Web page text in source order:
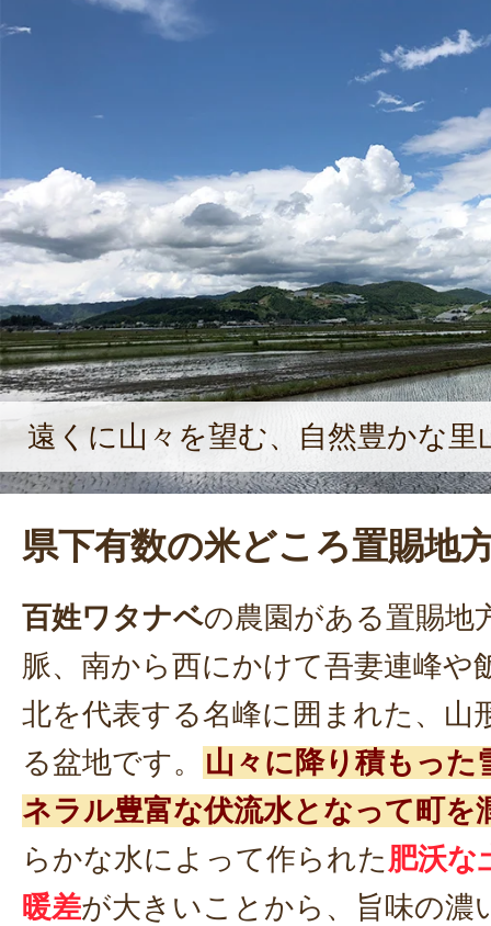
遠くに山々を望む、自然豊かな里
県下有数の米どころ置賜地
百姓ワタナベの農園がある置賜地
脈、南から西にかけて吾妻連峰や
北を代表する名峰に囲まれた、山
る盆地です。
山々に降り積もった
ネラル豊富な伏流水となって町を
らかな水によって作られた肥沃な
暖差が大きいことから、旨味の濃